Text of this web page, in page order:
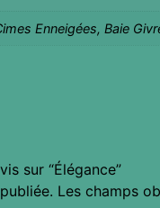
Enneigées, Baie
sur “Élégance”
Les champs